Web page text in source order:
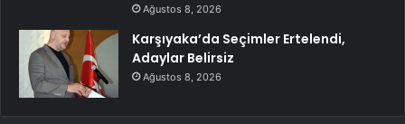
Ağustos 8, 2026
Karşıyaka’da Seçimler Ertelendi,
Adaylar Belirsiz
Ağustos 8, 2026